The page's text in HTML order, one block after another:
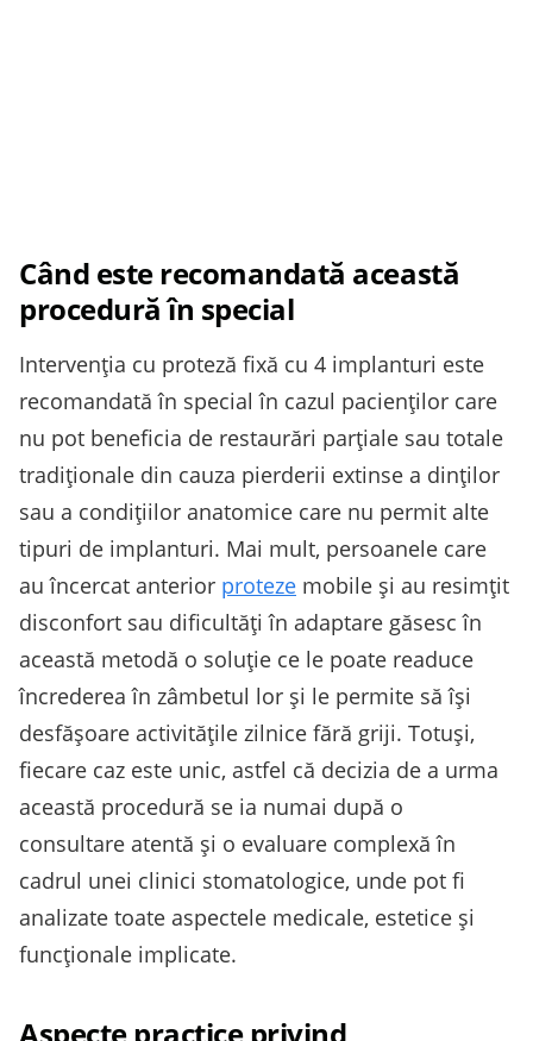
Când este recomandată această
procedură în special
Intervenția cu proteză fixă cu 4 implanturi este
recomandată în special în cazul pacienților care
nu pot beneficia de restaurări parțiale sau totale
tradiționale din cauza pierderii extinse a dinților
sau a condițiilor anatomice care nu permit alte
tipuri de implanturi. Mai mult, persoanele care
au încercat anterior proteze mobile și au resimțit
disconfort sau dificultăți în adaptare găsesc în
această metodă o soluție ce le poate readuce
încrederea în zâmbetul lor și le permite să își
desfășoare activitățile zilnice fără griji. Totuși,
fiecare caz este unic, astfel că decizia de a urma
această procedură se ia numai după o
consultare atentă și o evaluare complexă în
cadrul unei clinici stomatologice, unde pot fi
analizate toate aspectele medicale, estetice și
funcționale implicate.